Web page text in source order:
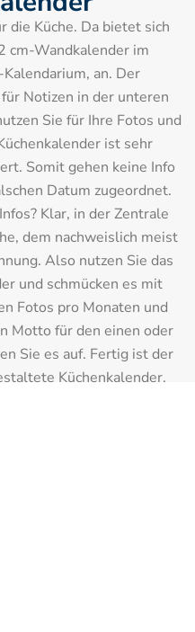
die Küche. Da bietet sich
cm-Wandkalender im
an. Der
Notizen in der unteren
Sie für Ihre Fotos und
ist sehr
Somit gehen keine Info
Datum zugeordnet.
Klar, in der Zentrale
dem nachweislich meist
Also nutzen Sie das
und schmücken es mit
Fotos pro Monaten und
Motto für den einen oder
Sie es auf. Fertig ist der
Küchenkalender.